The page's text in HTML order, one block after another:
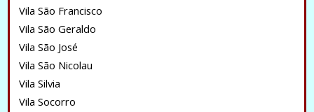
Vila São Francisco
Vila São Geraldo
Vila São José
Vila São Nicolau
Vila Silvia
Vila Socorro